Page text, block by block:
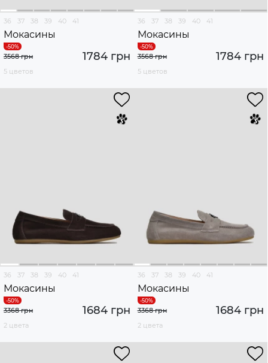
36 37 38 39 40 41
Мокасины
1784 грн
3568 грн
5 цветов
36 37 38 39 40 41
Мокасины
1784 грн
3568 грн
5 цветов
36 37 38 39 40 41
Мокасины
1684 грн
3368 грн
2 цвета
36 37 38 39 40 41
Мокасины
1684 грн
3368 грн
2 цвета